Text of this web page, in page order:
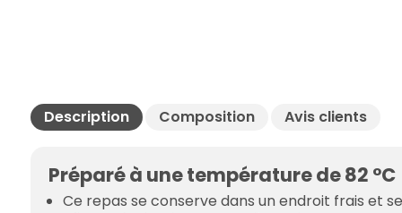
Description Composition Avis clients
Préparé à une température de 82 °C
Ce repas se conserve dans un endroit frais et